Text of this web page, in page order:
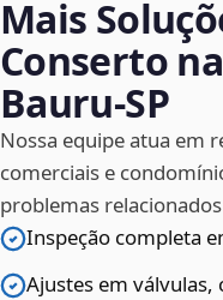
Mais
Conserto
Bauru‑SP
Nossa equipe atua em
comerciais e
problemas
Inspeção completa
Ajustes em válvulas,